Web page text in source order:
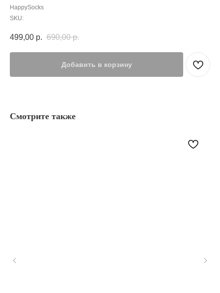
HappySocks
SKU:
499,00 р. 690,00 р.
Добавить в корзину
Смотрите также